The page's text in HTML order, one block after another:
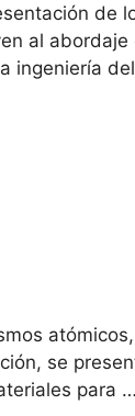
de
al abordaje
ingeniería
se
para …